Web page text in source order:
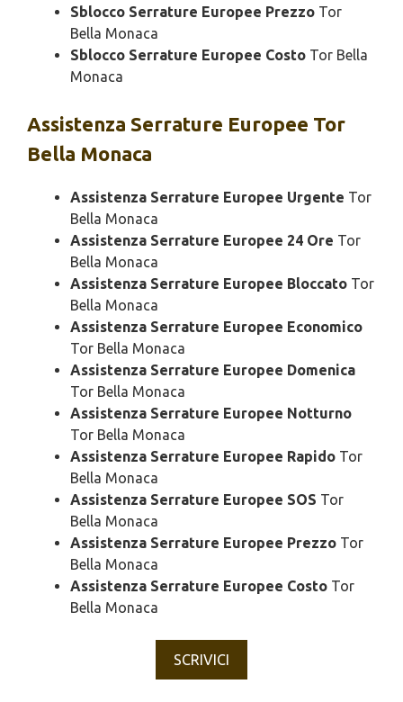
Sblocco Serrature Europee Prezzo Tor
Bella Monaca
Sblocco Serrature Europee Costo Tor Bella
Monaca
Assistenza Serrature Europee Tor
Bella Monaca
Assistenza Serrature Europee Urgente Tor
Bella Monaca
Assistenza Serrature Europee 24 Ore Tor
Bella Monaca
Assistenza Serrature Europee Bloccato Tor
Bella Monaca
Assistenza Serrature Europee Economico
Tor Bella Monaca
Assistenza Serrature Europee Domenica
Tor Bella Monaca
Assistenza Serrature Europee Notturno
Tor Bella Monaca
Assistenza Serrature Europee Rapido Tor
Bella Monaca
Assistenza Serrature Europee SOS Tor
Bella Monaca
Assistenza Serrature Europee Prezzo Tor
Bella Monaca
Assistenza Serrature Europee Costo Tor
Bella Monaca
SCRIVICI